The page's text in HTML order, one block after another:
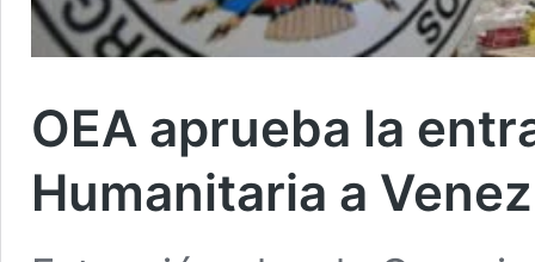
OEA aprueba la
Humanitaria a